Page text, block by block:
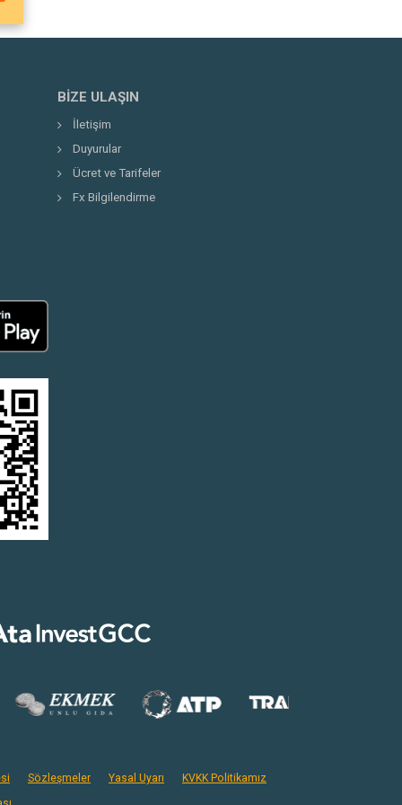
BIZE ULAŞIN
İletişim
Duyurular
Ücret ve Tarifeler
Fx Bilgilendirme
Sözleşmeler Yasal Uyarı
KVKK Politikamız